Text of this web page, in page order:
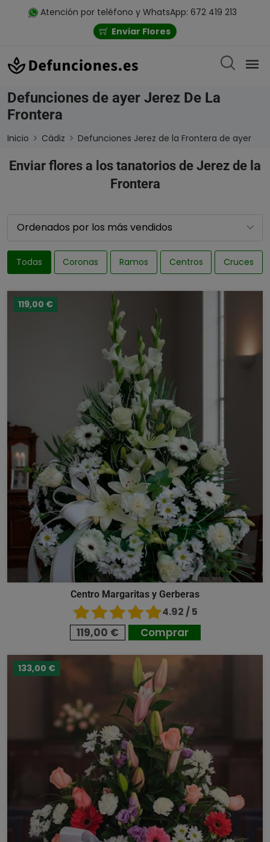
Atención por teléfono y WhatsApp: 672 419 213
Enviar Flores
Defunciones de ayer Jerez De La
Frontera
Inicio Cádiz Defunciones Jerez de la Frontera de ayer
Enviar flores a los tanatorios de Jerez de la
Frontera
Todas Coronas Ramos Centros Cruces
119,00 €
Centro Margaritas y Gerberas
4.92 / 5
119,00 € Comprar
133,00 €